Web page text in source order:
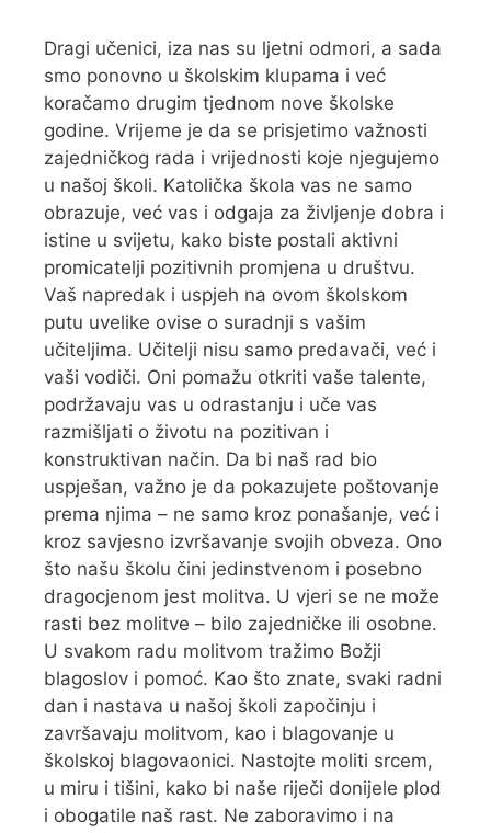
Dragi učenici, iza nas su ljetni odmori, a sada
smo ponovno u školskim klupama i već
koračamo drugim tjednom nove školske
godine. Vrijeme je da se prisjetimo važnosti
zajedničkog rada i vrijednosti koje njegujemo
u našoj školi. Katolička škola vas ne samo
obrazuje, već vas i odgaja za življenje dobra i
istine u svijetu, kako biste postali aktivni
promicatelji pozitivnih promjena u društvu.
Vaš napredak i uspjeh na ovom školskom
putu uvelike ovise o suradnji s vašim
učiteljima. Učitelji nisu samo predavači, već i
vaši vodiči. Oni pomažu otkriti vaše talente,
podržavaju vas u odrastanju i uče vas
razmišljati o životu na pozitivan i
konstruktivan način. Da bi naš rad bio
uspješan, važno je da pokazujete poštovanje
prema njima – ne samo kroz ponašanje, već i
kroz savjesno izvršavanje svojih obveza. Ono
što našu školu čini jedinstvenom i posebno
dragocjenom jest molitva. U vjeri se ne može
rasti bez molitve – bilo zajedničke ili osobne.
U svakom radu molitvom tražimo Božji
blagoslov i pomoć. Kao što znate, svaki radni
dan i nastava u našoj školi započinju i
završavaju molitvom, kao i blagovanje u
školskoj blagovaonici. Nastojte moliti srcem,
u miru i tišini, kako bi naše riječi donijele plod
i obogatile naš rast. Ne zaboravimo i na